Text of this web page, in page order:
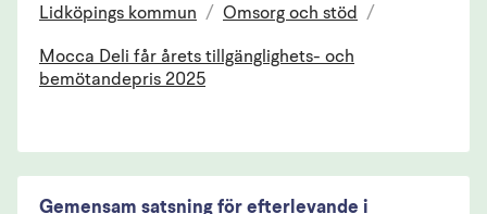
Lidköpings kommun / Omsorg och stöd /
Mocca Deli får årets tillgänglighets- och
bemötandepris 2025
Gemensam satsning för efterlevande i